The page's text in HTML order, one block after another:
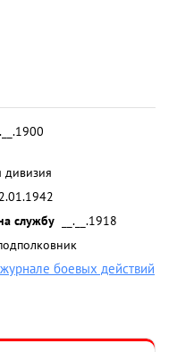
дивизия
службу
__.__.1918
боевых действий